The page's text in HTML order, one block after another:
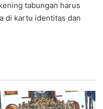
tabungan harus
di kartu identitas dan